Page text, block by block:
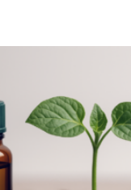
älteste bekannte
und hat sich in
erhalten. Es
beschrieben
ersten Fossilfund
Mesozoikum dar,